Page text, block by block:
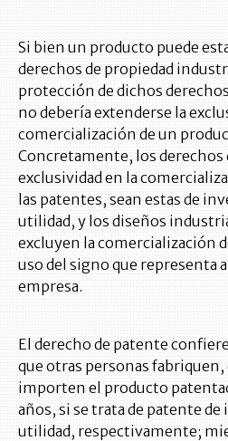
Si bien un producto puede
derechos de propiedad
protección de dichos
no debería extenderse la
comercialización de un
Concretamente, los derechos
exclusividad en la
las patentes, sean estas de
utilidad, y los diseños
excluyen la comercialización
uso del signo que representa
empresa.
El derecho de patente
que otras personas
importen el producto
años, si se trata de patente
utilidad, respectivamente;